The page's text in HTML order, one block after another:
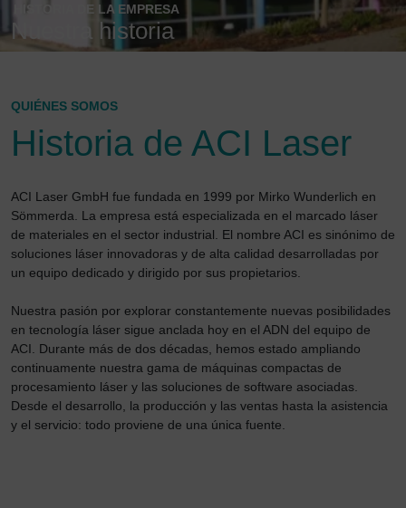
HISTORIA DE LA EMPRESA
Nuestra historia
QUIÉNES SOMOS
Historia de ACI Laser
ACI Laser GmbH fue fundada en 1999 por Mirko Wunderlich en
Sömmerda. La empresa está especializada en el marcado láser
de materiales en el sector industrial. El nombre ACI es sinónimo de
soluciones láser innovadoras y de alta calidad desarrolladas por
un equipo dedicado y dirigido por sus propietarios.
Nuestra pasión por explorar constantemente nuevas posibilidades
en tecnología láser sigue anclada hoy en el ADN del equipo de
ACI. Durante más de dos décadas, hemos estado ampliando
continuamente nuestra gama de máquinas compactas de
procesamiento láser y las soluciones de software asociadas.
Desde el desarrollo, la producción y las ventas hasta la asistencia
y el servicio: todo proviene de una única fuente.